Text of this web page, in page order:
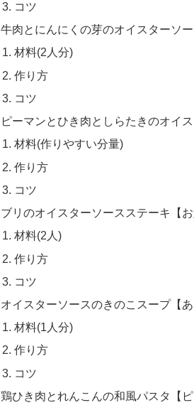
コツ
牛肉とにんにくの芽のオイスターソ
材料(2人分)
作り方
コツ
ピーマンとひき肉としらたきのオイ
材料(作りやすい分量)
作り方
コツ
ブリのオイスターソースステーキ【お
材料(2人)
作り方
コツ
オイスターソースのきのこスープ【あ
材料(1人分)
作り方
コツ
鶏ひき肉とれんこんの和風パスタ【ピ